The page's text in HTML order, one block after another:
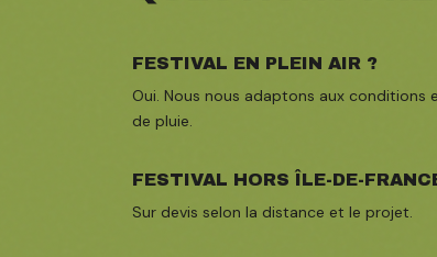
FESTIVAL EN PLEIN AIR ?
Oui. Nous nous adaptons aux conditions
de pluie.
FESTIVAL HORS ÎLE-DE-
Sur devis selon la distance et le projet.